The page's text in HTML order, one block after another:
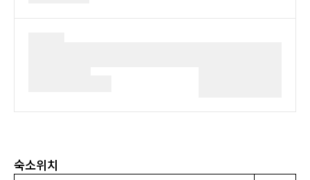
숙소위치